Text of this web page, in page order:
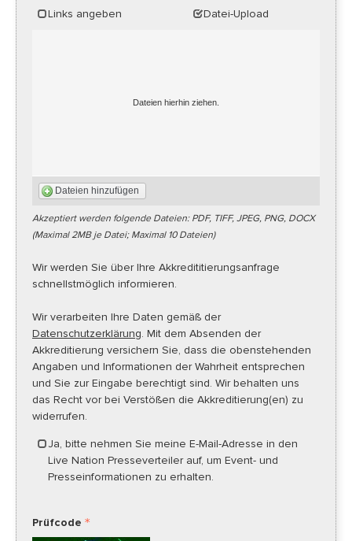
Links angeben
Datei-Upload
Dateien hierhin ziehen.
Dateien hinzufügen
Akzeptiert werden folgende Dateien: PDF, TIFF, JPEG, PNG, DOCX
(Maximal 2MB je Datei; Maximal 10 Dateien)
Wir werden Sie über Ihre Akkredititierungsanfrage
schnellstmöglich informieren.
Wir verarbeiten Ihre Daten gemäß der
Datenschutzerklärung. Mit dem Absenden der
Akkreditierung versichern Sie, dass die obenstehenden
Angaben und Informationen der Wahrheit entsprechen
und Sie zur Eingabe berechtigt sind. Wir behalten uns
das Recht vor bei Verstößen die Akkreditierung(en) zu
widerrufen.
Ja, bitte nehmen Sie meine E-Mail-Adresse in den
Live Nation Presseverteiler auf, um Event- und
Presseinformationen zu erhalten.
Prüfcode